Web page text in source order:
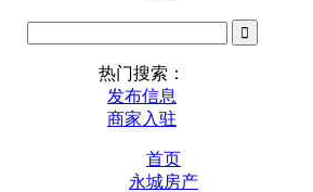
热门搜索：
发布信息
商家入驻
首页
永城房产